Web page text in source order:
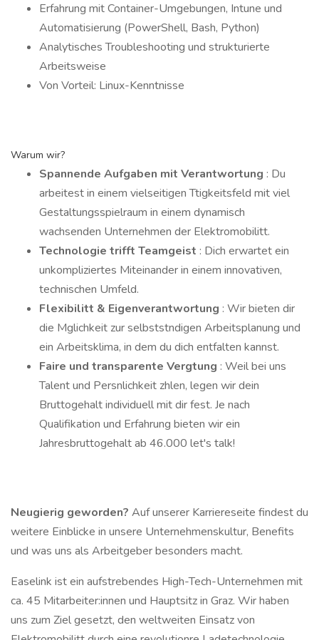
Erfahrung mit Container-Umgebungen, Intune und
Automatisierung (PowerShell, Bash, Python)
Analytisches Troubleshooting und strukturierte
Arbeitsweise
Von Vorteil: Linux-Kenntnisse
Warum wir?
Spannende Aufgaben mit Verantwortung : Du
arbeitest in einem vielseitigen Ttigkeitsfeld mit viel
Gestaltungsspielraum in einem dynamisch
wachsenden Unternehmen der Elektromobilitt.
Technologie trifft Teamgeist : Dich erwartet ein
unkompliziertes Miteinander in einem innovativen,
technischen Umfeld.
Flexibilitt & Eigenverantwortung : Wir bieten dir
die Mglichkeit zur selbststndigen Arbeitsplanung und
ein Arbeitsklima, in dem du dich entfalten kannst.
Faire und transparente Vergtung : Weil bei uns
Talent und Persnlichkeit zhlen, legen wir dein
Bruttogehalt individuell mit dir fest. Je nach
Qualifikation und Erfahrung bieten wir ein
Jahresbruttogehalt ab 46.000 let's talk!
Neugierig geworden? Auf unserer Karriereseite findest du
weitere Einblicke in unsere Unternehmenskultur, Benefits
und was uns als Arbeitgeber besonders macht.
Easelink ist ein aufstrebendes High-Tech-Unternehmen mit
ca. 45 Mitarbeiter:innen und Hauptsitz in Graz. Wir haben
uns zum Ziel gesetzt, den weltweiten Einsatz von